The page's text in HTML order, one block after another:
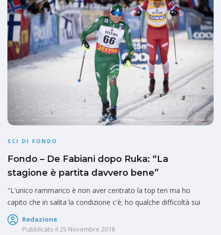
SCI DI FONDO
Fondo – De Fabiani dopo Ruka: “La
stagione è partita davvero bene”
"L'unico rammarico è non aver centrato la top ten ma ho
capito che in salita la condizione c'è; ho qualche difficoltà sui
Redazione
Pubblicato il 25 Novembre 2018